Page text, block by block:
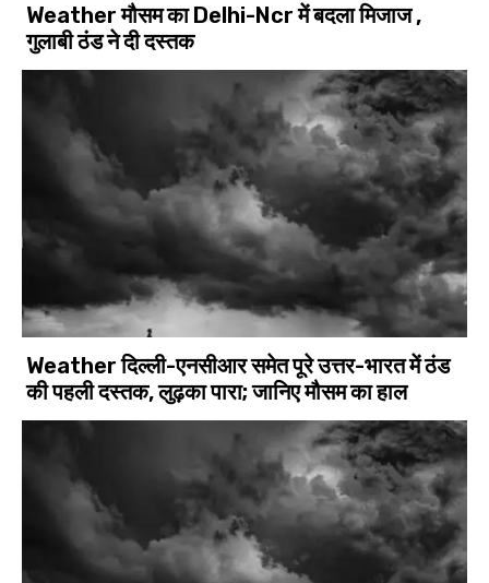
Weather मौसम का Delhi-Ncr में बदला मिजाज ,
गुलाबी ठंड ने दी दस्तक
Weather दिल्ली-एनसीआर समेत पूरे उत्तर-भारत में ठंड
की पहली दस्तक, लुढ़का पारा; जानिए मौसम का हाल